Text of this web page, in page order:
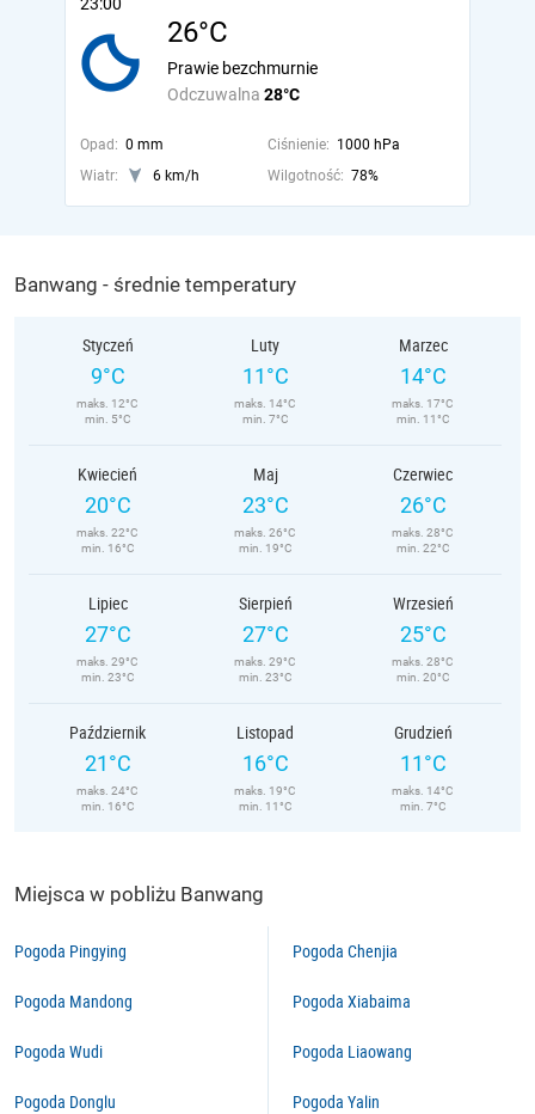
26°C
Odczuwalna 28°C
Prawie bezchmurnie
Opad: 0 mm Ciśnienie: 1000 hPa
Wiatr:
6 km/h Wilgotność: 78%
Banwang - średnie temperatury
Styczeń
9°C
maks. 12°C
min. 5°C
Luty
11°C
maks. 14°C
min. 7°C
Marzec
14°C
maks. 17°C
min. 11°C
Kwiecień
20°C
maks. 22°C
min. 16°C
Maj
23°C
maks. 26°C
min. 19°C
Czerwiec
26°C
maks. 28°C
min. 22°C
Lipiec
27°C
maks. 29°C
min. 23°C
Sierpień
27°C
maks. 29°C
min. 23°C
Wrzesień
25°C
maks. 28°C
min. 20°C
Październik
21°C
maks. 24°C
min. 16°C
Listopad
16°C
maks. 19°C
min. 11°C
Grudzień
11°C
maks. 14°C
min. 7°C
Miejsca w pobliżu Banwang
Pogoda Pingying
Pogoda Mandong
Pogoda Wudi
Pogoda Donglu
Pogoda Chenjia
Pogoda Xiabaima
Pogoda Liaowang
Pogoda Yalin